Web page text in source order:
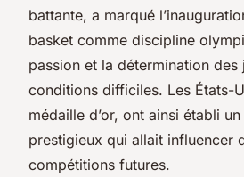
battante, a marqué
basket comme discipline
passion et la détermination
conditions difficiles. Les États-
médaille d’or, ont ainsi établi
prestigieux qui allait influencer
compétitions futures.